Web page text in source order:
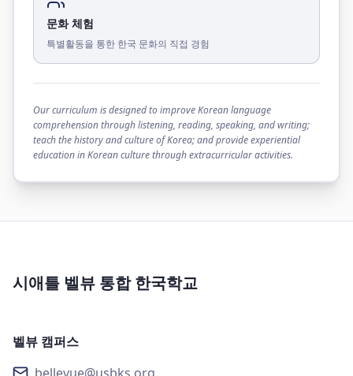
문화 체험
특별활동을 통한 한국 문화의 직접 경험
Our curriculum is designed to improve Korean language
comprehension through listening, reading, speaking, and writing;
teach the history and culture of Korea; and provide experiential
education in Korean culture through extracurricular activities.
시애틀 벨뷰 통합 한국학교
벨뷰 캠퍼스